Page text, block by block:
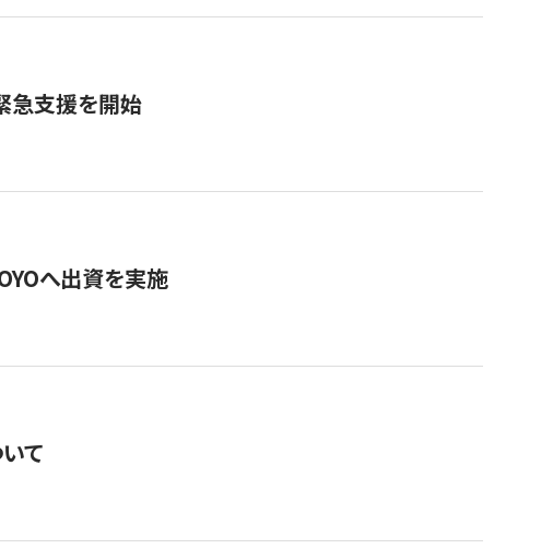
急支援を開始
へ出資を実施
て